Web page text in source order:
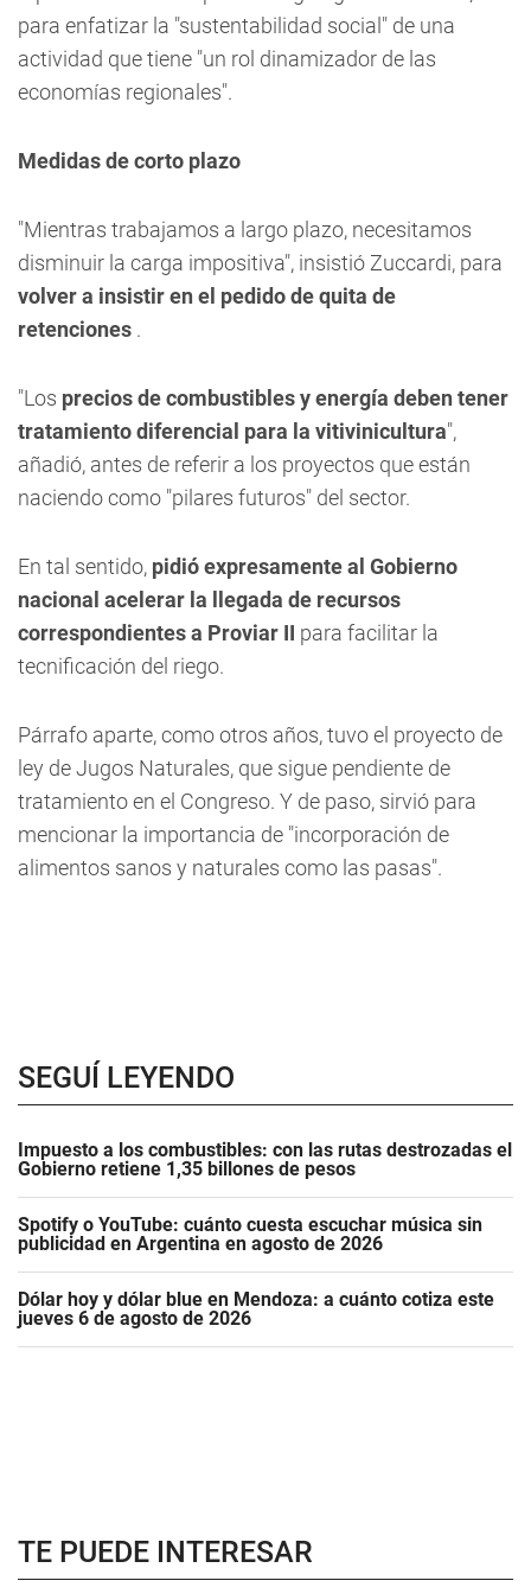
para enfatizar la "sustentabilidad social" de una
actividad que tiene "un rol dinamizador de las
economías regionales".
Medidas de corto plazo
"Mientras trabajamos a largo plazo, necesitamos
disminuir la carga impositiva", insistió Zuccardi, para
volver a insistir en el pedido de quita de
retenciones .
"Los precios de combustibles y energía deben tener
tratamiento diferencial para la vitivinicultura",
añadió, antes de referir a los proyectos que están
naciendo como "pilares futuros" del sector.
En tal sentido, pidió expresamente al Gobierno
nacional acelerar la llegada de recursos
correspondientes a Proviar II para facilitar la
tecnificación del riego.
Párrafo aparte, como otros años, tuvo el proyecto de
ley de Jugos Naturales, que sigue pendiente de
tratamiento en el Congreso. Y de paso, sirvió para
mencionar la importancia de "incorporación de
alimentos sanos y naturales como las pasas".
SEGUÍ LEYENDO
Impuesto a los combustibles: con las rutas destrozadas el
Gobierno retiene 1,35 billones de pesos
Spotify o YouTube: cuánto cuesta escuchar música sin
publicidad en Argentina en agosto de 2026
Dólar hoy y dólar blue en Mendoza: a cuánto cotiza este
jueves 6 de agosto de 2026
TE PUEDE INTERESAR